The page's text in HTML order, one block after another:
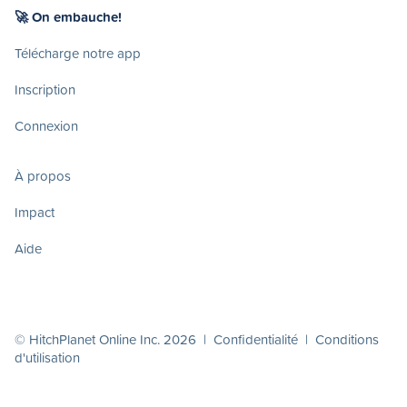
🚀 On embauche!
Télécharge notre app
Inscription
Connexion
À propos
Impact
Aide
© HitchPlanet Online Inc. 2026 | Confidentialité | Conditions
d'utilisation